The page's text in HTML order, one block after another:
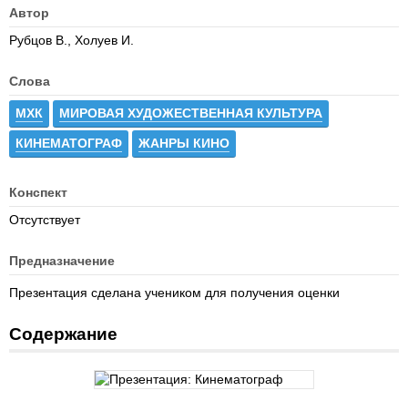
Автор
Рубцов В., Холуев И.
Слова
МХК МИРОВАЯ ХУДОЖЕСТВЕННАЯ КУЛЬТУРА
КИНЕМАТОГРАФ ЖАНРЫ КИНО
Конспект
Отсутствует
Предназначение
Презентация сделана учеником для получения оценки
Содержание